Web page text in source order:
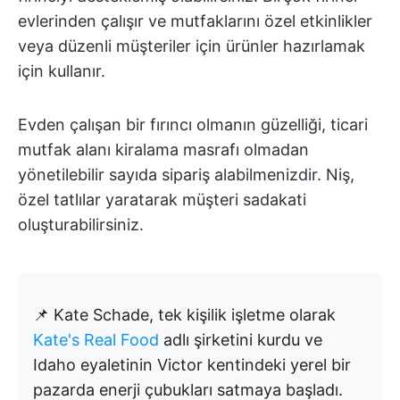
evlerinden çalışır ve mutfaklarını özel etkinlikler
veya düzenli müşteriler için ürünler hazırlamak
için kullanır.
Evden çalışan bir fırıncı olmanın güzelliği, ticari
mutfak alanı kiralama masrafı olmadan
yönetilebilir sayıda sipariş alabilmenizdir. Niş,
özel tatlılar yaratarak müşteri sadakati
oluşturabilirsiniz.
📌 Kate Schade, tek kişilik işletme olarak
Kate's Real Food adlı şirketini kurdu ve
Idaho eyaletinin Victor kentindeki yerel bir
pazarda enerji çubukları satmaya başladı.